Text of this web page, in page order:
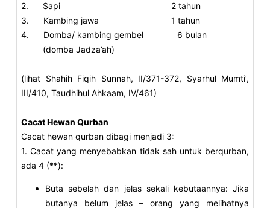
2. Sapi 2 tahun
3. Kambing jawa 1 tahun
4. Domba/ kambing gembel 6 bulan
(domba Jadza’ah)
(lihat Shahih Fiqih Sunnah, II/371-372, Syarhul Mumti’,
III/410, Taudhihul Ahkaam, IV/461)
Cacat Hewan Qurban
Cacat hewan qurban dibagi menjadi 3:
1. Cacat yang menyebabkan tidak sah untuk berqurban,
ada 4 (**):
Buta sebelah dan jelas sekali kebutaannya: Jika
butanya belum jelas – orang yang melihatnya